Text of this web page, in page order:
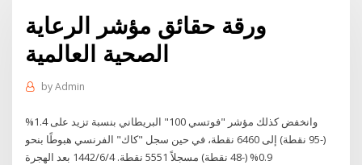
ورقة حقائق مؤشر الرعاية
الصحية العالمية
byAdmin
وانخفض كذلك مؤشر "فوتسي 100" البريطاني بنسبة تزيد على 1.4%
(-95 نقطة) إلى 6460 نقطة، في حين سجل "كاك" الفرنسي هبوطًا بنحو
0.9% (-48 نقطة) مسجلاً 5551 نقطة. 4‏‏/6‏‏/1442 بعد الهجرة